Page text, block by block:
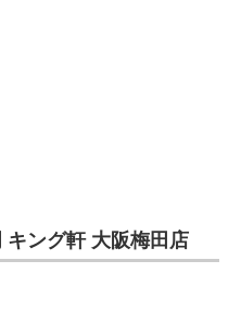
ング軒 大阪梅田店